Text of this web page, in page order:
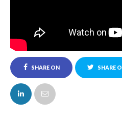
SHARE ON
FACEBOOK
SHARE